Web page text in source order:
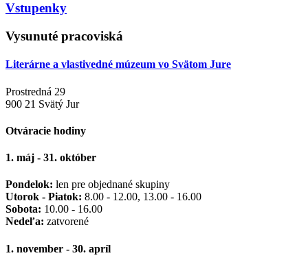
Vstupenky
Vysunuté pracoviská
Literárne a vlastivedné múzeum vo Svätom Jure
Prostredná 29
900 21 Svätý Jur
Otváracie hodiny
1. máj - 31. október
Pondelok: len pre objednané skupiny
Utorok - Piatok: 8.00 - 12.00, 13.00 - 16.00
Sobota: 10.00 - 16.00
Nedeľa: zatvorené
1. november - 30. apríl